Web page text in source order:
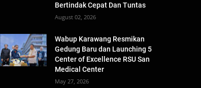
Bertindak Cepat Dan Tuntas
August 02, 2026
Wabup Karawang Resmikan
Gedung Baru dan Launching 5
Center of Excellence RSU San
Medical Center
May 27, 2026